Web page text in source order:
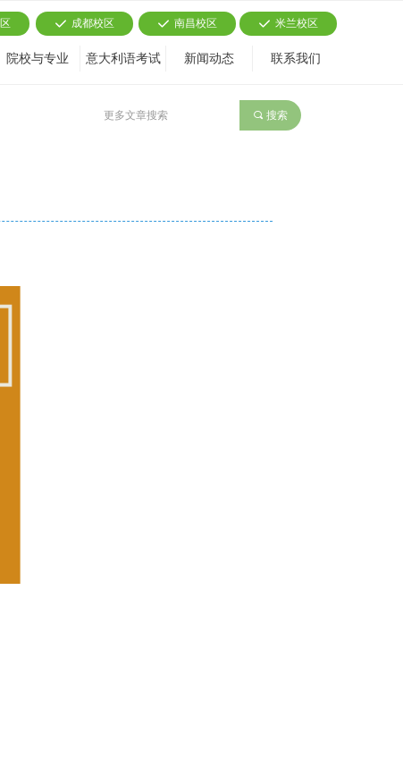
院校与专业 意大利语考试 新闻动态 联系我们
끳 成都校区 끳 南昌校区 끳 米兰校区
끠 搜索